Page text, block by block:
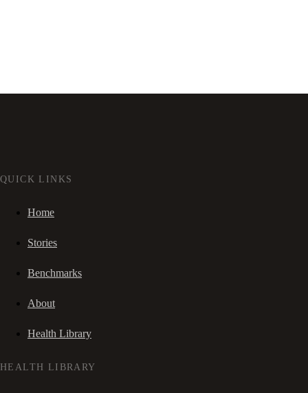
QUICK LINKS
Home
Stories
Benchmarks
About
Health Library
HEALTH LIBRARY